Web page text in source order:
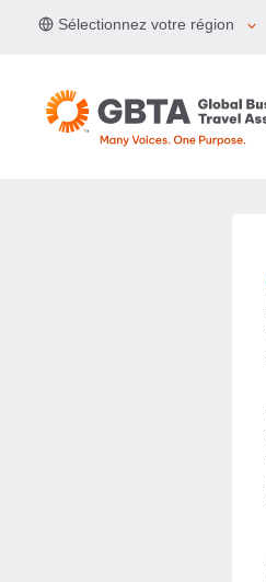
Sélectionnez votre région